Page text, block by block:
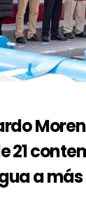
21
a más